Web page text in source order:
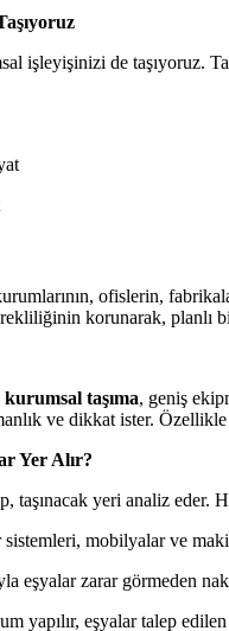
işleyişinizi de taşıyoruz.
ofislerin,
korunarak, planlı
kurumsal taşıma, geniş
ve dikkat ister.
Yer Alır?
taşınacak yeri analiz eder.
mobilyalar ve
eşyalar zarar görmeden
yapılır, eşyalar talep